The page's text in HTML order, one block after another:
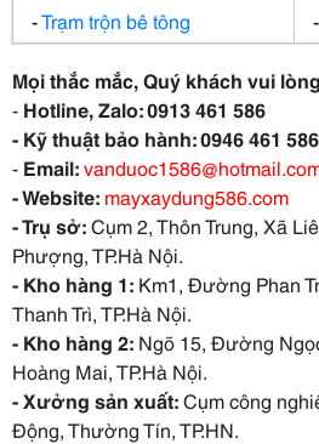
-Trạm trộn bê tông
Mọi thắc mắc, Quý khách vui
- Hotline, Zalo: 0913 461 586
- Kỹ thuật bảo hành: 0946 461 586
- Email:
- Website: mayxaydung586.com
- Trụ sở:Cụm 2, Thôn Trung, Xã
Phượng, TP.Hà Nội.
- Kho hàng 1: Km1, Đường Phan
Thanh Trì, TP.Hà Nội.
- Kho hàng 2: Ngõ 15, Đường
Hoàng Mai, TP.Hà Nội.
- Xưởng sản xuất:Cụm công
Động, Thường Tín, TP.HN.